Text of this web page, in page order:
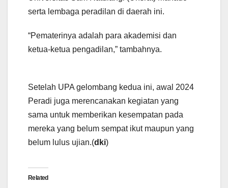
serta lembaga peradilan di daerah ini.
“Pematerinya adalah para akademisi dan
ketua-ketua pengadilan,” tambahnya.
Setelah UPA gelombang kedua ini, awal 2024
Peradi juga merencanakan kegiatan yang
sama untuk memberikan kesempatan pada
mereka yang belum sempat ikut maupun yang
belum lulus ujian.(dki)
Related